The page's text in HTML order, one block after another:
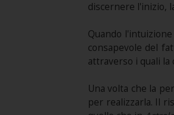
discernere l'inizio,
Quando
consapevole del
attraverso i quali la
Una volta che la
per realizzarla. Il